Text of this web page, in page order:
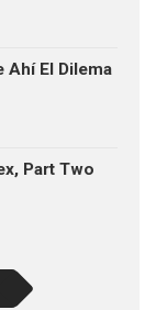
Ahí El Dilema
Part Two